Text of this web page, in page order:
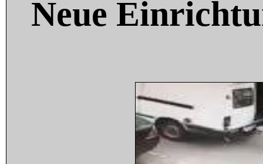
Neue